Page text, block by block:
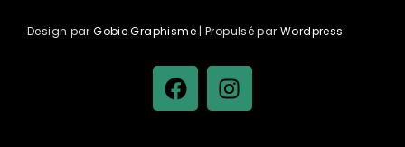
Design parGobie Graphisme| Propulsé par Wordpress